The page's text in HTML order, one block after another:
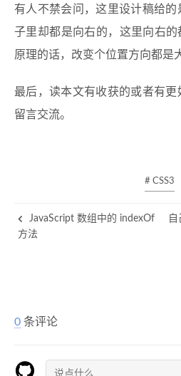
有人不禁会问，这里设计稿给的
子里却都是向右的，这里向右
原理的话，改变个位置方向都是
最后，读本文有收获的或者有
留言交流。
# CSS3
JavaScript 数组中的 indexOf
方法
0 条评论